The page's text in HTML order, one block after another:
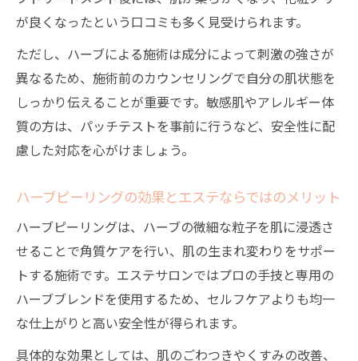
が良くなったという口コミも多く見受けられます。
ただし、ハーブによる施術は成分によって刺激の強さが
異なるため、施術前のカウンセリングで自分の肌状態を
しっかり伝えることが重要です。敏感肌やアレルギー体
質の方は、パッチテストを事前に行うなど、安全性に配
慮した対応を心がけましょう。
ハーブピーリングの効果とエステならではのメリット
ハーブピーリングは、ハーブの微細な粒子を肌に浸透さ
せることで角質ケアを行い、肌の生まれ変わりをサポー
トする施術です。エステサロンではプロの手技と専用の
ハーブブレンドを使用するため、セルフケアよりも均一
な仕上がりと高い安全性が得られます。
具体的な効果としては、肌のごわつきやくすみの改善、